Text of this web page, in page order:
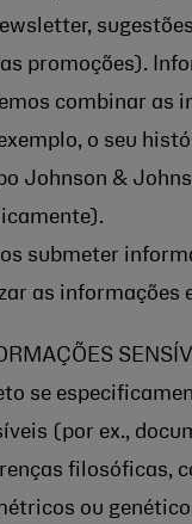
promoções).
combinar as
o seu
Johnson &
submeter
as informações
se
(por ex.,
filosóficas,
ou